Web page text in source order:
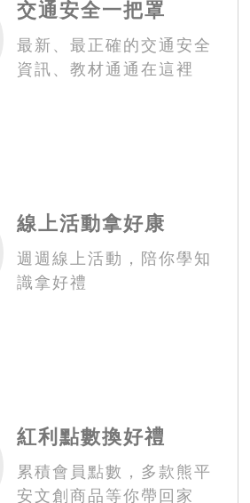
交通安全一把罩
最新、最正確的交通安全
資訊、教材通通在這裡
線上活動拿好康
週週線上活動，陪你學知
識拿好禮
紅利點數換好禮
累積會員點數，多款熊平
安文創商品等你帶回家